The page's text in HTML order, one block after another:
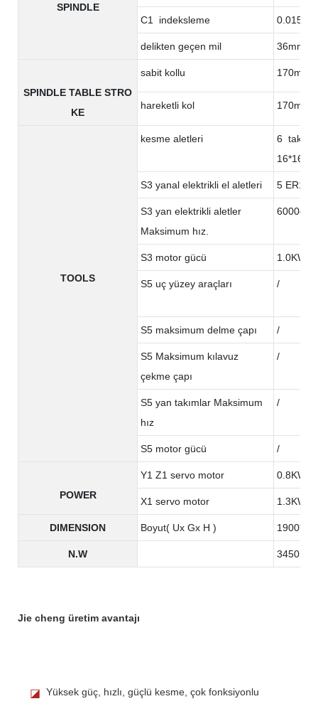
SPINDLE
C1 indeksleme 0.015°
delikten geçen mil 36mm
SPINDLE TABLE STRO
KE
sabit kollu 170mm
hareketli kol 170mm
TOOLS
kesme aletleri
6 takım
16*16
S3 yanal elektrikli el aletleri 5 ER16
S3 yan elektrikli aletler
Maksimum hız.
S3 motor gücü 1.0KW
S5 uç yüzey araçları /
S5 maksimum delme çapı /
S5 Maksimum kılavuz
çekme çapı
/
S5 yan takımlar Maksimum
hız
/
S5 motor gücü /
POWER
Y1 Z1 servo motor 0.8KW
X1 servo motor 1.3KW
DIMENSION Boyut( Ux Gx H )
N.W 3450KG
Jie cheng üretim avantajı
◪ Yüksek güç, hızlı, güçlü kesme, çok fonksiyonlu